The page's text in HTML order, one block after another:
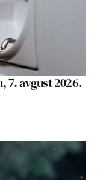
7. avgust 2026.